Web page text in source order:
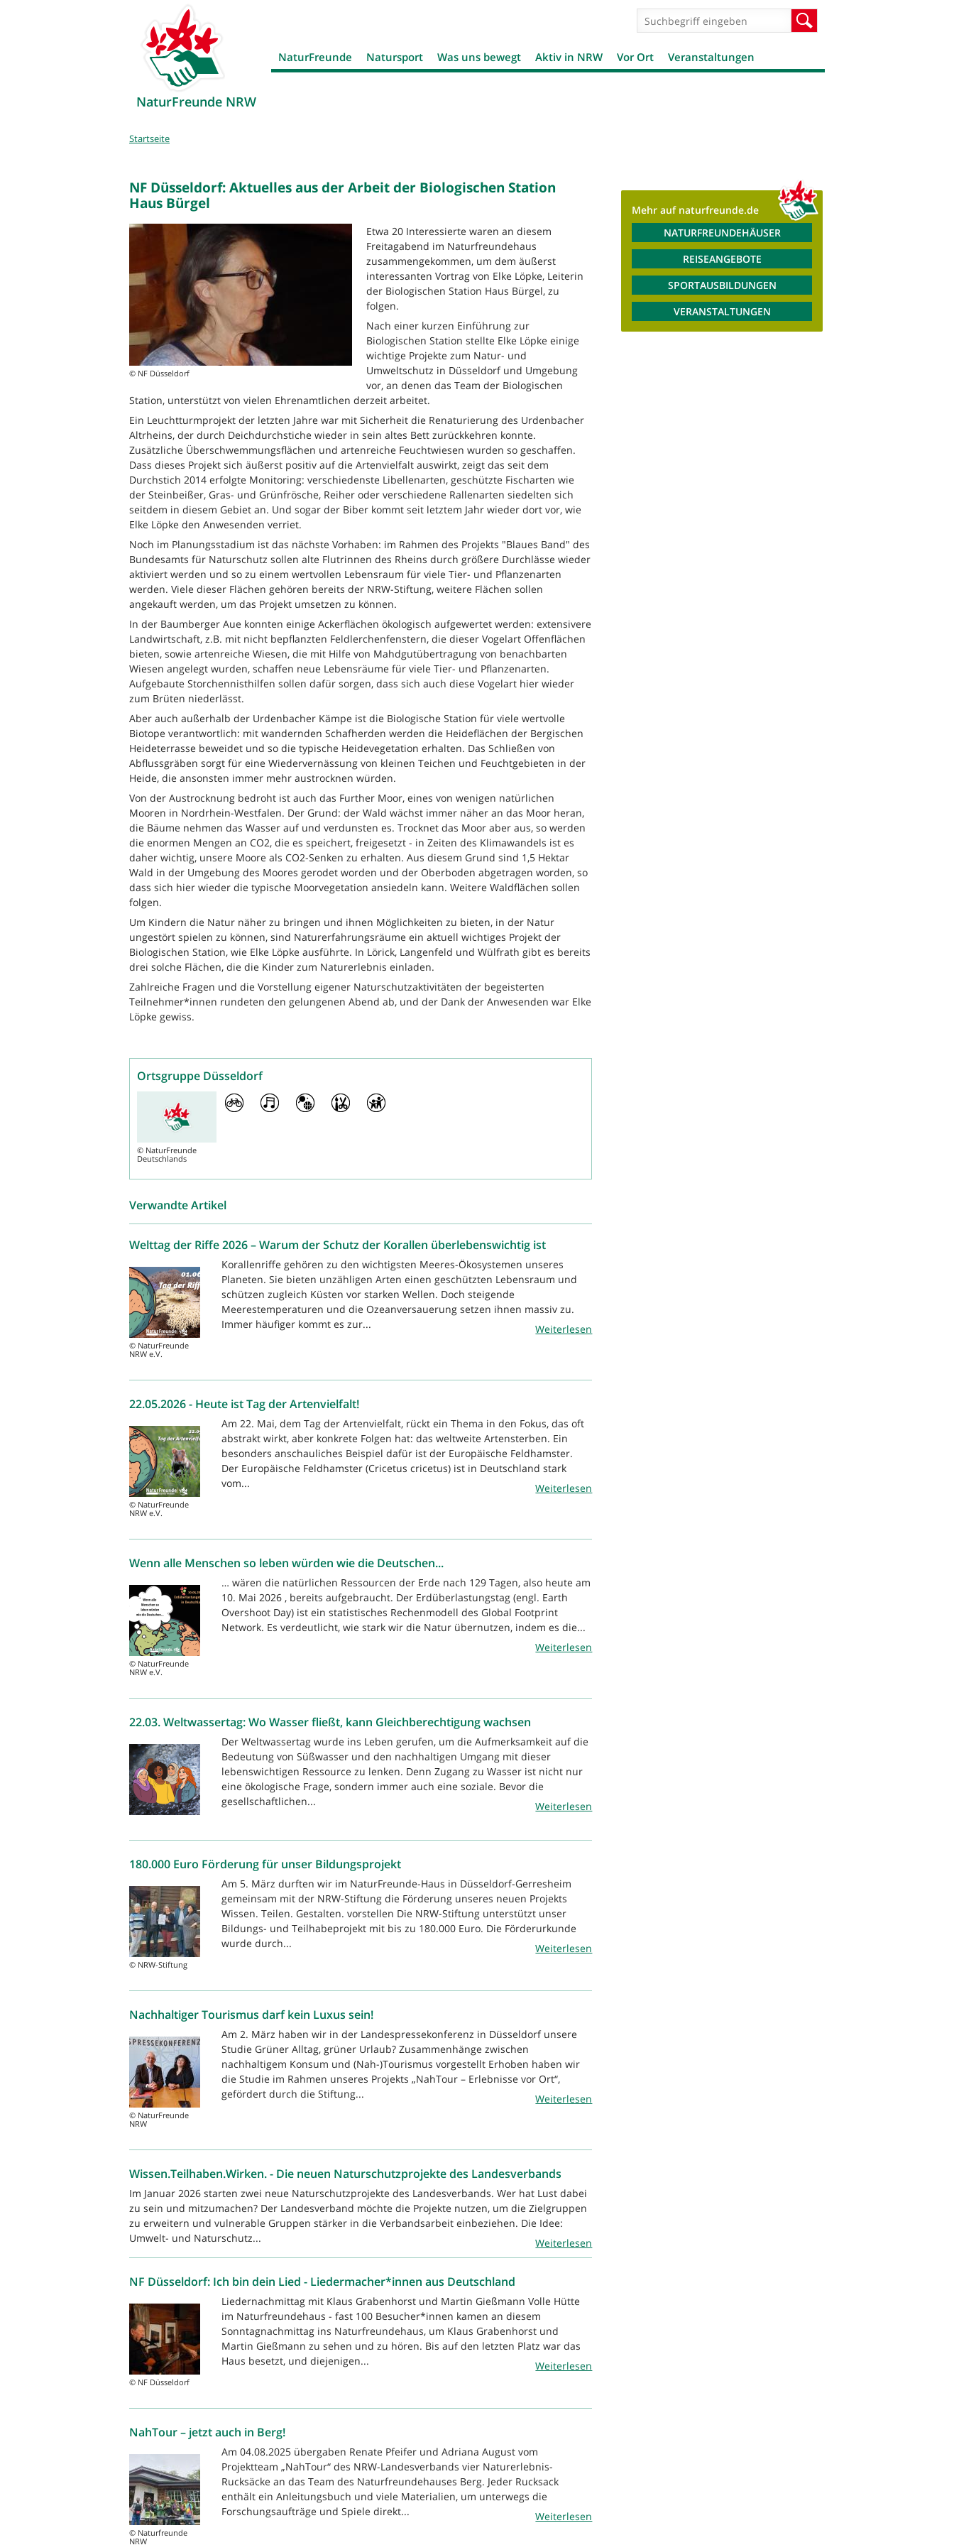
NaturFreunde NRW
Suchformular
NaturFreunde Natursport Was uns bewegt Aktiv in NRW Vor Ort Veranstaltungen
Sie
Startseite
NF Düsseldorf: Aktuelles aus der Arbeit der Biologischen Station
Haus Bürgel
© NF Düsseldorf
Etwa 20 Interessierte waren an diesem
Freitagabend im Naturfreundehaus
zusammengekommen, um dem äußerst
interessanten Vortrag von Elke Löpke, Leiterin
der Biologischen Station Haus Bürgel, zu
folgen.
Nach einer kurzen Einführung zur
Biologischen Station stellte Elke Löpke einige
wichtige Projekte zum Natur- und
Umweltschutz in Düsseldorf und Umgebung
vor, an denen das Team der Biologischen
Station, unterstützt von vielen Ehrenamtlichen derzeit arbeitet.
Ein Leuchtturmprojekt der letzten Jahre war mit Sicherheit die Renaturierung des Urdenbacher
Altrheins, der durch Deichdurchstiche wieder in sein altes Bett zurückkehren konnte.
Zusätzliche Überschwemmungsflächen und artenreiche Feuchtwiesen wurden so geschaffen.
Dass dieses Projekt sich äußerst positiv auf die Artenvielfalt auswirkt, zeigt das seit dem
Durchstich 2014 erfolgte Monitoring: verschiedenste Libellenarten, geschützte Fischarten wie
der Steinbeißer, Gras- und Grünfrösche, Reiher oder verschiedene Rallenarten siedelten sich
seitdem in diesem Gebiet an. Und sogar der Biber kommt seit letztem Jahr wieder dort vor, wie
Elke Löpke den Anwesenden verriet.
Noch im Planungsstadium ist das nächste Vorhaben: im Rahmen des Projekts "Blaues Band" des
Bundesamts für Naturschutz sollen alte Flutrinnen des Rheins durch größere Durchlässe wieder
aktiviert werden und so zu einem wertvollen Lebensraum für viele Tier- und Pflanzenarten
werden. Viele dieser Flächen gehören bereits der NRW-Stiftung, weitere Flächen sollen
angekauft werden, um das Projekt umsetzen zu können.
In der Baumberger Aue konnten einige Ackerflächen ökologisch aufgewertet werden: extensivere
Landwirtschaft, z.B. mit nicht bepflanzten Feldlerchenfenstern, die dieser Vogelart Offenflächen
bieten, sowie artenreiche Wiesen, die mit Hilfe von Mahdgutübertragung von benachbarten
Wiesen angelegt wurden, schaffen neue Lebensräume für viele Tier- und Pflanzenarten.
Aufgebaute Storchennisthilfen sollen dafür sorgen, dass sich auch diese Vogelart hier wieder
zum Brüten niederlässt.
Aber auch außerhalb der Urdenbacher Kämpe ist die Biologische Station für viele wertvolle
Biotope verantwortlich: mit wandernden Schafherden werden die Heideflächen der Bergischen
Heideterrasse beweidet und so die typische Heidevegetation erhalten. Das Schließen von
Abflussgräben sorgt für eine Wiedervernässung von kleinen Teichen und Feuchtgebieten in der
Heide, die ansonsten immer mehr austrocknen würden.
Von der Austrocknung bedroht ist auch das Further Moor, eines von wenigen natürlichen
Mooren in Nordrhein-Westfalen. Der Grund: der Wald wächst immer näher an das Moor heran,
die Bäume nehmen das Wasser auf und verdunsten es. Trocknet das Moor aber aus, so werden
die enormen Mengen an CO2, die es speichert, freigesetzt - in Zeiten des Klimawandels ist es
daher wichtig, unsere Moore als CO2-Senken zu erhalten. Aus diesem Grund sind 1,5 Hektar
Wald in der Umgebung des Moores gerodet worden und der Oberboden abgetragen worden, so
dass sich hier wieder die typische Moorvegetation ansiedeln kann. Weitere Waldflächen sollen
folgen.
Um Kindern die Natur näher zu bringen und ihnen Möglichkeiten zu bieten, in der Natur
ungestört spielen zu können, sind Naturerfahrungsräume ein aktuell wichtiges Projekt der
Biologischen Station, wie Elke Löpke ausführte. In Lörick, Langenfeld und Wülfrath gibt es bereits
drei solche Flächen, die die Kinder zum Naturerlebnis einladen.
Zahlreiche Fragen und die Vorstellung eigener Naturschutzaktivitäten der begeisterten
Teilnehmer*innen rundeten den gelungenen Abend ab, und der Dank der Anwesenden war Elke
Löpke gewiss.
Ortsgruppe Düsseldorf
© NaturFreunde
Deutschlands
Verwandte Artikel
Welttag der Riffe 2026 – Warum der Schutz der Korallen überlebenswichtig ist
© NaturFreunde
NRW e.V.
Korallenriffe gehören zu den wichtigsten Meeres-Ökosystemen unseres
Planeten. Sie bieten unzähligen Arten einen geschützten Lebensraum und
schützen zugleich Küsten vor starken Wellen. Doch steigende
Meerestemperaturen und die Ozeanversauerung setzen ihnen massiv zu.
Immer häufiger kommt es zur...
Weiterlesen
22.05.2026 - Heute ist Tag der Artenvielfalt!
© NaturFreunde
NRW e.V.
Am 22. Mai, dem Tag der Artenvielfalt, rückt ein Thema in den Fokus, das oft
abstrakt wirkt, aber konkrete Folgen hat: das weltweite Artensterben. Ein
besonders anschauliches Beispiel dafür ist der Europäische Feldhamster.
Der Europäische Feldhamster (Cricetus cricetus) ist in Deutschland stark
vom...
Weiterlesen
Wenn alle Menschen so leben würden wie die Deutschen...
© NaturFreunde
NRW e.V.
… wären die natürlichen Ressourcen der Erde nach 129 Tagen, also heute am
10. Mai 2026 , bereits aufgebraucht. Der Erdüberlastungstag (engl. Earth
Overshoot Day) ist ein statistisches Rechenmodell des Global Footprint
Network. Es verdeutlicht, wie stark wir die Natur übernutzen, indem es die...
Weiterlesen
22.03. Weltwassertag: Wo Wasser fließt, kann Gleichberechtigung wachsen
Der Weltwassertag wurde ins Leben gerufen, um die Aufmerksamkeit auf die
Bedeutung von Süßwasser und den nachhaltigen Umgang mit dieser
lebenswichtigen Ressource zu lenken. Denn Zugang zu Wasser ist nicht nur
eine ökologische Frage, sondern immer auch eine soziale. Bevor die
gesellschaftlichen...
Weiterlesen
180.000 Euro Förderung für unser Bildungsprojekt
© NRW-Stiftung
Am 5. März durften wir im NaturFreunde-Haus in Düsseldorf-Gerresheim
gemeinsam mit der NRW-Stiftung die Förderung unseres neuen Projekts
Wissen. Teilen. Gestalten. vorstellen Die NRW-Stiftung unterstützt unser
Bildungs- und Teilhabeprojekt mit bis zu 180.000 Euro. Die Förderurkunde
wurde durch...
Weiterlesen
Nachhaltiger Tourismus darf kein Luxus sein!
© NaturFreunde
NRW
Am 2. März haben wir in der Landespressekonferenz in Düsseldorf unsere
Studie Grüner Alltag, grüner Urlaub? Zusammenhänge zwischen
nachhaltigem Konsum und (Nah-)Tourismus vorgestellt Erhoben haben wir
die Studie im Rahmen unseres Projekts „NahTour – Erlebnisse vor Ort“,
gefördert durch die Stiftung...
Weiterlesen
Wissen.Teilhaben.Wirken. - Die neuen Naturschutzprojekte des Landesverbands
Im Januar 2026 starten zwei neue Naturschutzprojekte des Landesverbands. Wer hat Lust dabei
zu sein und mitzumachen? Der Landesverband möchte die Projekte nutzen, um die Zielgruppen
zu erweitern und vulnerable Gruppen stärker in die Verbandsarbeit einbeziehen. Die Idee:
Umwelt- und Naturschutz...
Weiterlesen
NF Düsseldorf: Ich bin dein Lied - Liedermacher*innen aus Deutschland
© NF Düsseldorf
Liedernachmittag mit Klaus Grabenhorst und Martin Gießmann Volle Hütte
im Naturfreundehaus - fast 100 Besucher*innen kamen an diesem
Sonntagnachmittag ins Naturfreundehaus, um Klaus Grabenhorst und
Martin Gießmann zu sehen und zu hören. Bis auf den letzten Platz war das
Haus besetzt, und diejenigen...
Weiterlesen
NahTour – jetzt auch in Berg!
© Naturfreunde
NRW
Am 04.08.2025 übergaben Renate Pfeifer und Adriana August vom
Projektteam „NahTour“ des NRW-Landesverbands vier Naturerlebnis-
Rucksäcke an das Team des Naturfreundehauses Berg. Jeder Rucksack
enthält ein Anleitungsbuch und viele Materialien, um unterwegs die
Forschungsaufträge und Spiele direkt...
Weiterlesen
Mehr auf naturfreunde.de
NATURFREUNDEHÄUSER
REISEANGEBOTE
SPORTAUSBILDUNGEN
VERANSTALTUNGEN